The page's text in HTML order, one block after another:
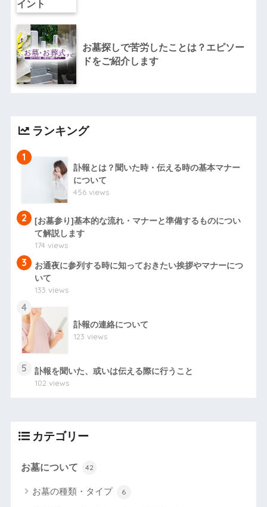
お墓探しで苦労したことは？エピソー
ドをご紹介します
ランキング
1
訃報とは？聞いた時・伝える時の基本マナー
について
456 views
2
[お墓参り]基本的な流れ・マナーと準備するものについ
て解説します
174 views
3
お通夜に参列する時に知っておきたい挨拶やマナーにつ
いて
133 views
4
訃報の連絡について
123 views
5
訃報を聞いた、或いは伝える際に行うこと
102 views
カテゴリー
お墓について 42
お墓の種類・タイプ 6